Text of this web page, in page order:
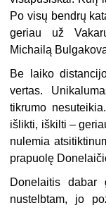
Po visų bendrų
geriau už
Michailą
Be laiko
vertas.
tikrumo
išlikti, iškilti –
nulemia
prapuolę
Donelaitis
nustelbtam, jo